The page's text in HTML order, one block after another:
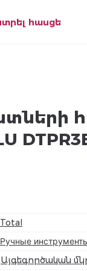
հասցե
Total
Ручные
Այգեգործական